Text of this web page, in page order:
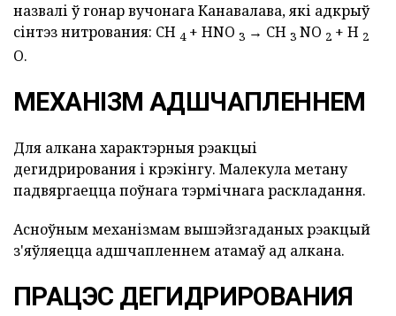
назвалі ў гонар вучонага Канавалава, які адкрыў
сінтэз нитрования: CH 4 + HNO 3 → CH 3 NO 2 + H 2
O.
МЕХАНІЗМ АДШЧАПЛЕННЕМ
Для алкана характэрныя рэакцыі
дегидрирования і крэкінгу. Малекула метану
падвяргаецца поўнага тэрмічнага раскладання.
Асноўным механізмам вышэйзгаданых рэакцый
з'яўляецца адшчапленнем атамаў ад алкана.
ПРАЦЭС ДЕГИДРИРОВАНИЯ